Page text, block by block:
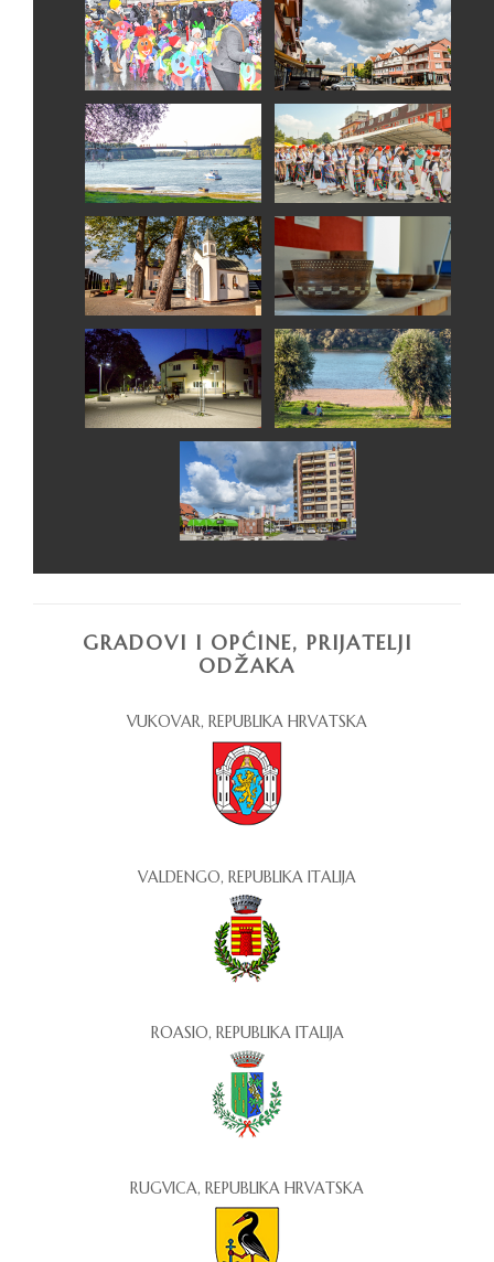
GRADOVI I OPĆINE, PRIJATELJI
ODŽAKA
VUKOVAR, REPUBLIKA HRVATSKA
VALDENGO, REPUBLIKA ITALIJA
ROASIO, REPUBLIKA ITALIJA
RUGVICA, REPUBLIKA HRVATSKA